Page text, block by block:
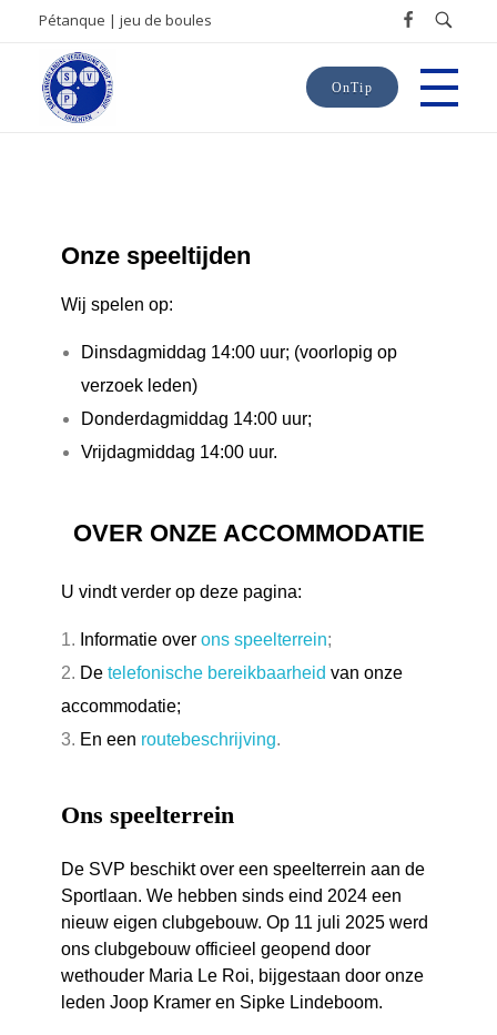
Pétanque | jeu de boules
OnTip
Onze speeltijden
Wij spelen op:
Dinsdagmiddag 14:00 uur; (voorlopig op
verzoek leden)
Donderdagmiddag 14:00 uur;
Vrijdagmiddag 14:00 uur.
OVER ONZE ACCOMMODATIE
U vindt verder op deze pagina:
Informatie over ons speelterrein;
De telefonische bereikbaarheid van onze
accommodatie;
En een routebeschrijving.
Ons speelterrein
De SVP beschikt over een speelterrein aan de
Sportlaan. We hebben sinds eind 2024 een
nieuw eigen clubgebouw. Op 11 juli 2025 werd
ons clubgebouw officieel geopend door
wethouder Maria Le Roi, bijgestaan door onze
leden Joop Kramer en Sipke Lindeboom.